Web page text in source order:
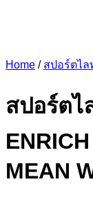
Home / สปอร์ตไล
สปอร์ตไ
MEAN